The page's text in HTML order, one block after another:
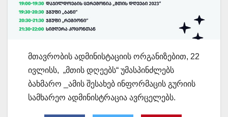
მთავრობის ადმინისტაციის ორგანიზებით, 22
ივლისს, „მთის დღეებს“ უმასპინძლებს
ბახმარო _ამის შესახებ ინფორმაცის გურიის
სამხარეო ადმინისტრაცია ავრცელებს.